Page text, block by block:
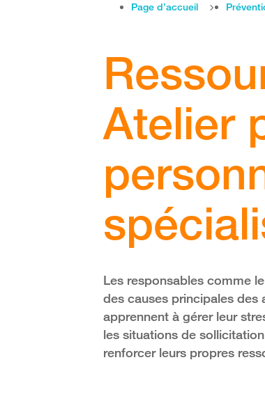
Page d’accueil
Atelier
Les responsables comme
des causes principales des
apprennent à gérer leur
les situations de
renforcer leurs propres